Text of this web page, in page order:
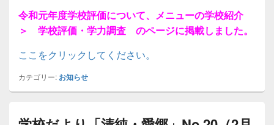
令和元年度学校評価について、メニューの学校紹介
＞ 学校評価・学力調査 のページに掲載しました。
ここをクリックしてください。
カテゴリー: お知らせ